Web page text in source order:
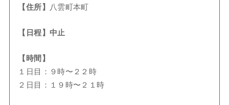
【住所】 八雲町本町
【日程】中止
【時間】
１日目：９時〜２２時
２日目：１９時〜２１時